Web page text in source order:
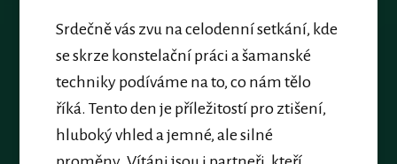
Srdečně vás zvu na celodenní setkání, kde
se skrze konstelační práci a šamanské
techniky podíváme na to, co nám tělo
říká. Tento den je příležitostí pro ztišení,
hluboký vhled a jemné, ale silné